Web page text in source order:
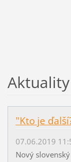
Aktuality
"Kto je
07.06.2019
Nový